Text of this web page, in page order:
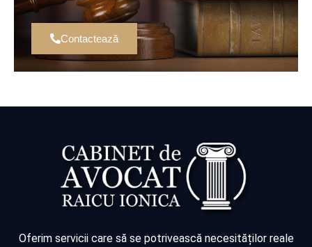
Contactează
Oferim servicii care să se potrivească necesităților reale